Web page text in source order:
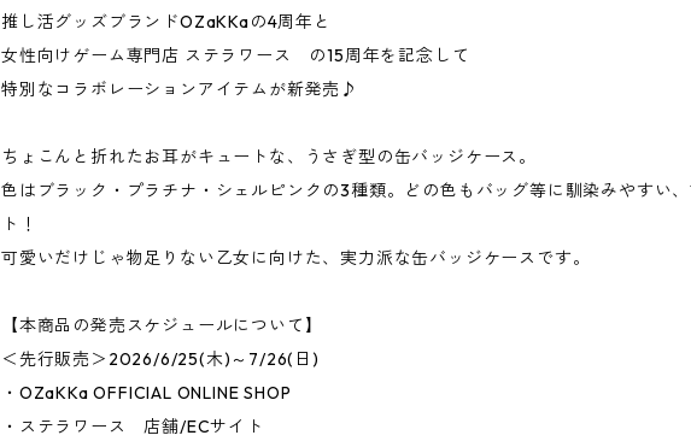
推し活グッズブランドOZaKKaの4周年と
女性向けゲーム専門店 ステラワース の15周年を記念して
特別なコラボレーションアイテムが新発売♪
ちょこんと折れたお耳がキュートな、うさぎ型の缶バッジケース。
色はブラック・プラチナ・シェルピンクの3種類。どの色もバッグ等に馴染みやすい
ト！
可愛いだけじゃ物足りない乙女に向けた、実力派な缶バッジケースです。
【本商品の発売スケジュールについて】
＜先行販売＞2026/6/25(木)～7/26(日)
・OZaKKa OFFICIAL ONLINE SHOP
・ステラワース 店舗/ECサイト